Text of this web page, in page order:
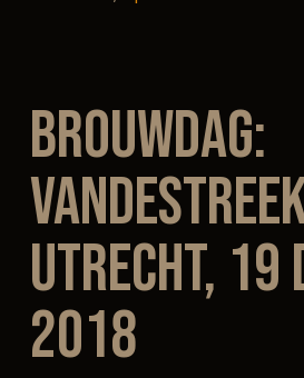
Brouwdag:
Utrecht, 19
2018